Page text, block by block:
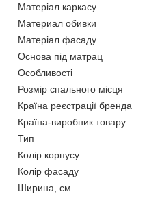
Матеріал каркасу
Материал обивки
Матеріал фасаду
Основа під матрац
Особливості
Розмір спального місця
Країна реєстрації бренда
Країна-виробник товару
Тип
Колір корпусу
Колір фасаду
Ширина, см